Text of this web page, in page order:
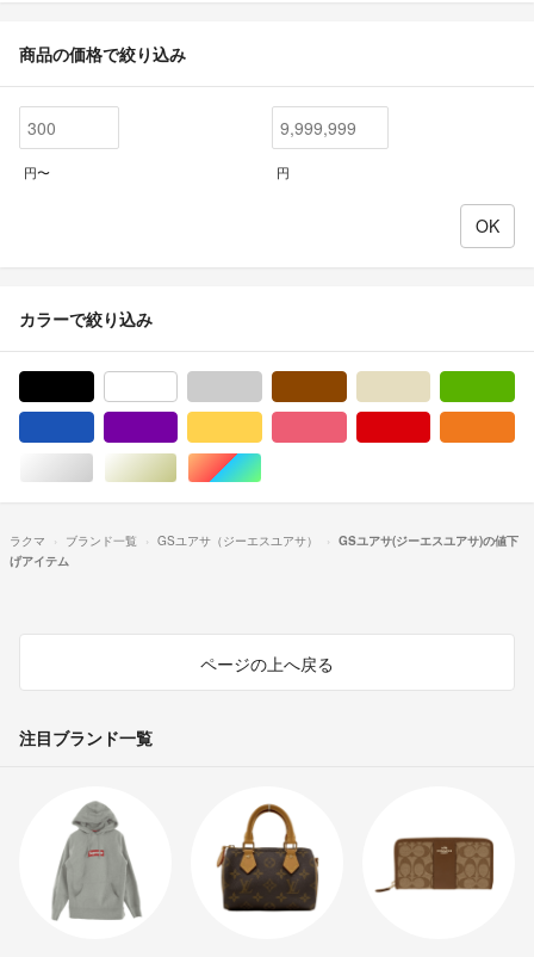
商品の価格で絞り込み
円〜 円
カラーで絞り込み
シルバー/銀色系ゴールド/金色系マルチカラー
ラクマ ブランド一覧 GSユアサ（ジーエスユアサ）
GSユアサ(ジーエスユアサ)の値下
げアイテム
ページの上へ戻る
注目ブランド一覧